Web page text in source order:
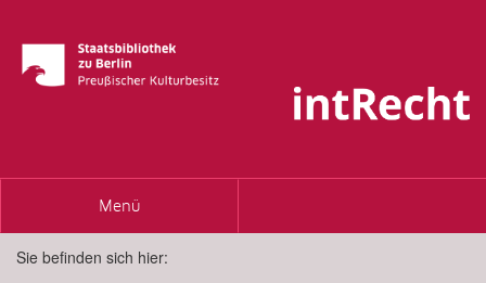
Toggle
Menü
Sie befinden sich hier: